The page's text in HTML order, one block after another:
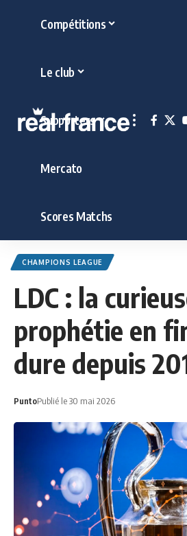
Compétitions
Le club
Supporters
Mercato
Scores Matchs
CHAMPIONS LEAGUE
LDC : la
prophétie en
dure depuis
PuntoPublié le 30 mai 2026